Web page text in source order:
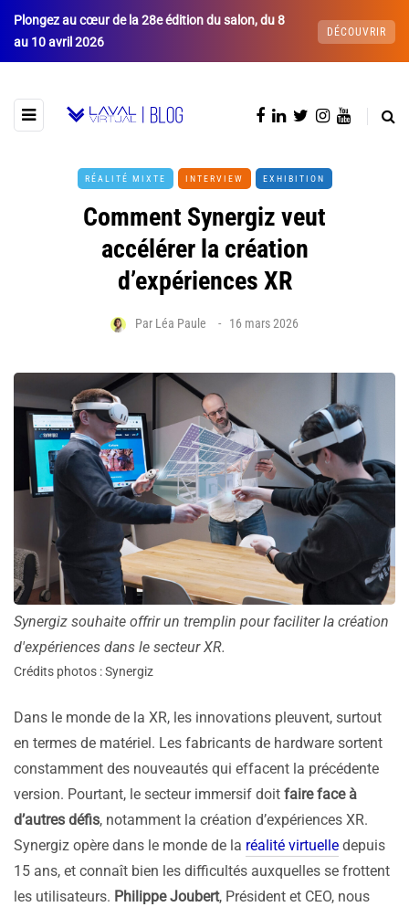
Plongez au cœur de la 28e édition du salon, du 8
au 10 avril 2026
DÉCOUVRIR
RÉALITÉ MIXTE INTERVIEW EXHIBITION
Comment Synergiz veut
accélérer la création
d’expériences XR
Par Léa Paule 16 mars 2026
Synergiz souhaite offrir un tremplin pour faciliter la création
d'expériences dans le secteur XR.
Crédits photos : Synergiz
Dans le monde de la XR, les innovations pleuvent, surtout
en termes de matériel. Les fabricants de hardware sortent
constamment des nouveautés qui effacent la précédente
version. Pourtant, le secteur immersif doit faire face à
d’autres défis, notamment la création d’expériences XR.
Synergiz opère dans le monde de la réalité virtuelle depuis
15 ans, et connaît bien les difficultés auxquelles se frottent
les utilisateurs. Philippe Joubert, Président et CEO, nous